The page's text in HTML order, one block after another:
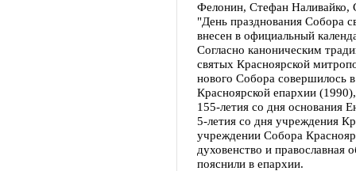
Фелонин, Стефан Наливайко,
"День празднования Собора
внесен в официальный
Согласно каноническим
святых Красноярской
нового Собора совершилось
Красноярской епархии
155-летия со дня основания
5-летия со дня учреждения
учреждении Собора
духовенство и православная
пояснили в епархии.